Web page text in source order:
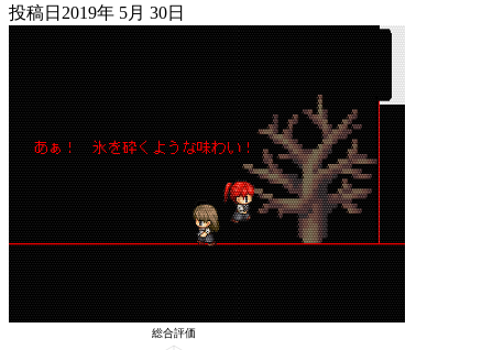
投稿日 2019年 5月 30日